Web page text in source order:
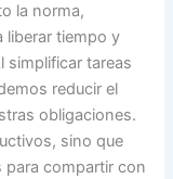
la norma,
liberar tiempo y
simplificar tareas
reducir el
obligaciones.
sino que
compartir con